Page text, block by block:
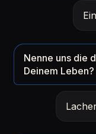
Nenne uns die
Deinem Leben?